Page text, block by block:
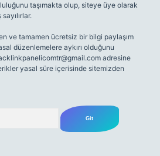
taşımakta olup, siteye üye olarak
ve tamamen ücretsiz bir bilgi paylaşım
düzenlemelere aykırı olduğunu
adresine
yasal süre içerisinde sitemizden